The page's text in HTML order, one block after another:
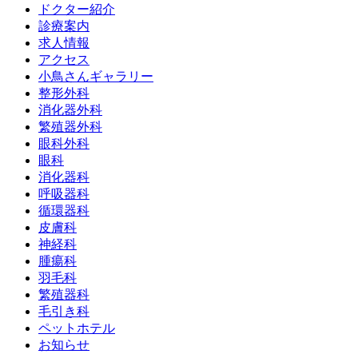
ドクター紹介
診療案内
求人情報
アクセス
小鳥さんギャラリー
整形外科
消化器外科
繁殖器外科
眼科外科
眼科
消化器科
呼吸器科
循環器科
皮膚科
神経科
腫瘍科
羽毛科
繁殖器科
毛引き科
ペットホテル
お知らせ